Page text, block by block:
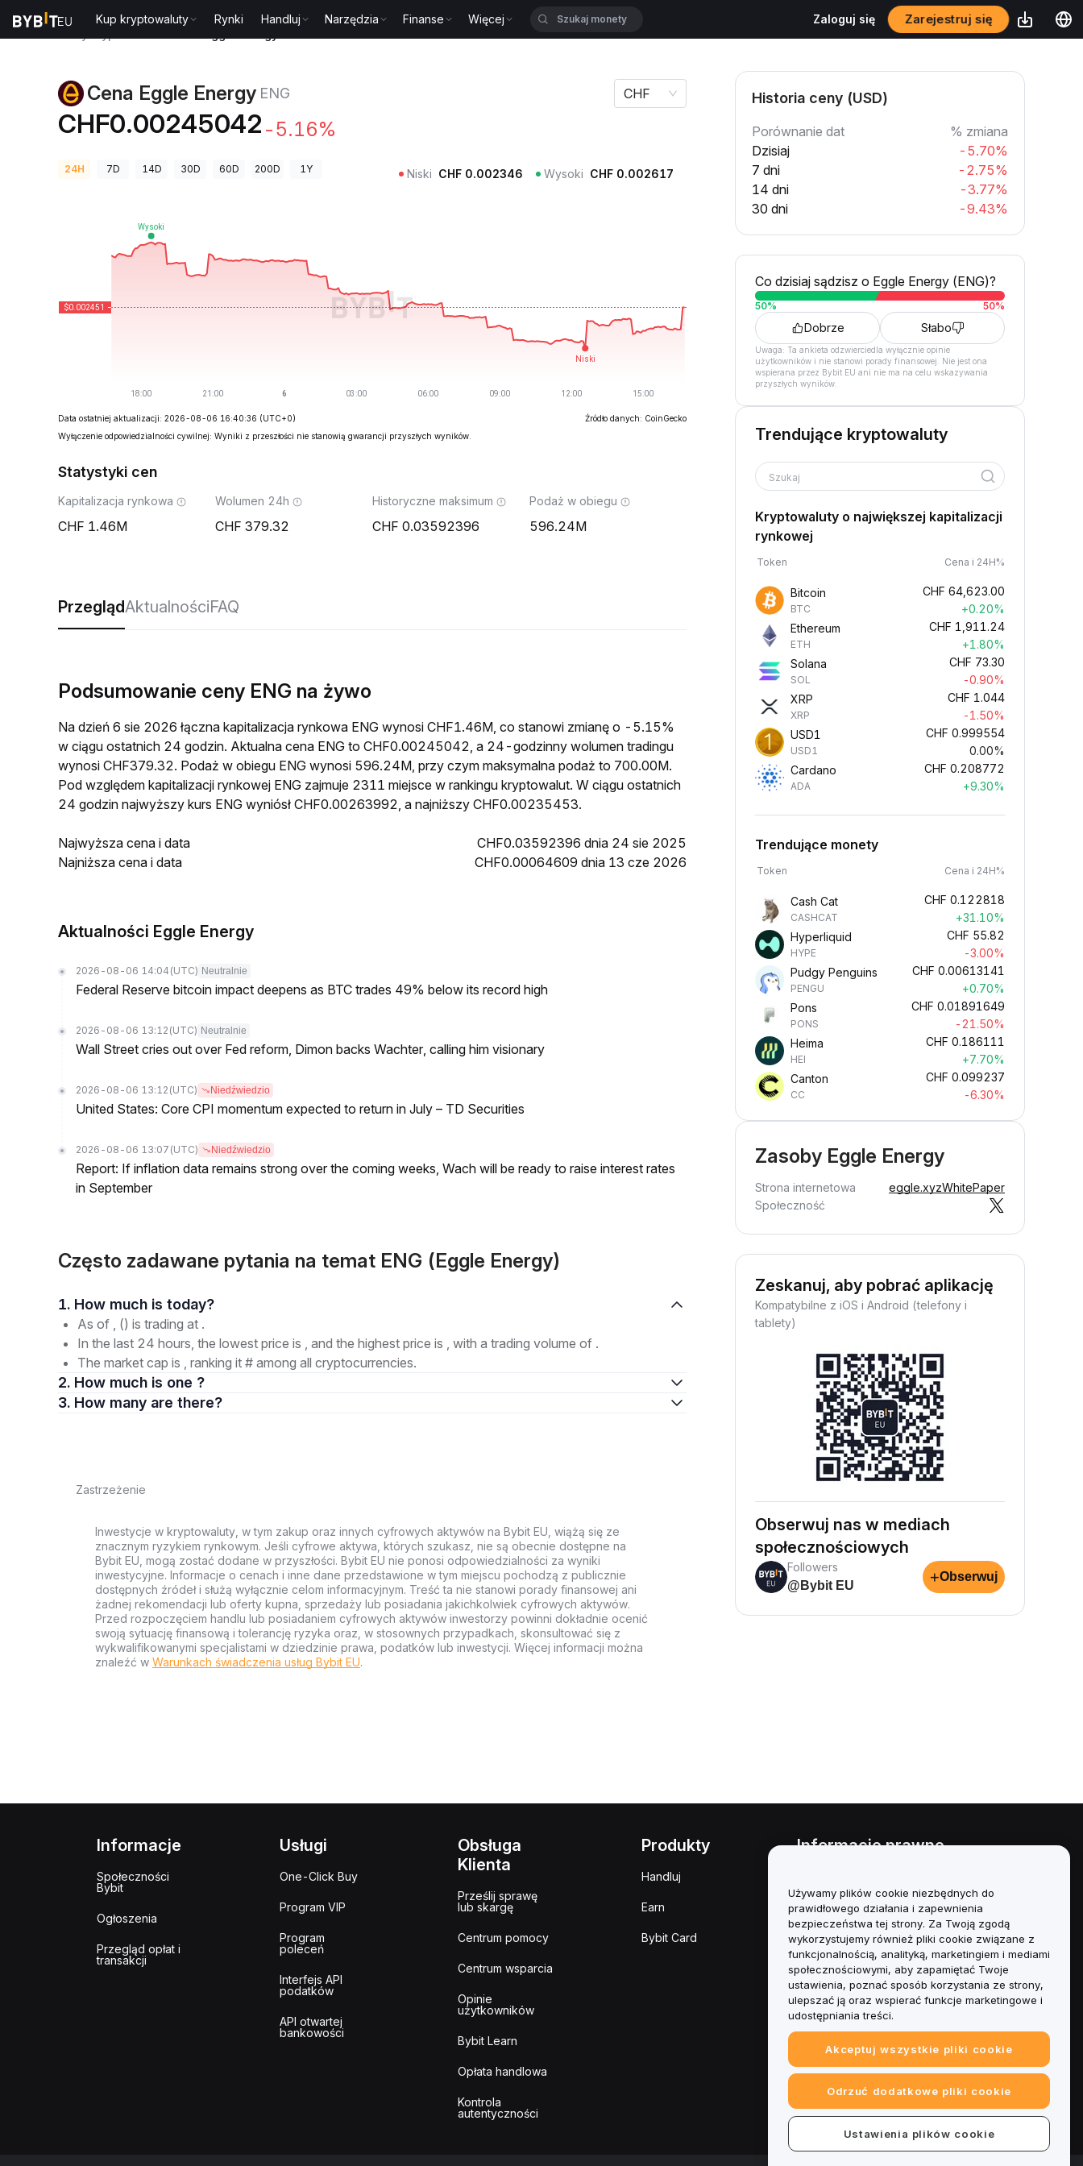
Kup kryptowaluty Rynki Handluj Narzędzia Finanse Więcej Zaloguj się Zarejestruj się
Cena Eggle Energy ENG
CHF0.00245042 -5.16%
CHF
24H 7D 14D 30D 60D 200D 1Y Niski CHF 0.002346 Wysoki CHF 0.002617
Data ostatniej aktualizacji: 2026-08-06 16:40:36 (UTC+0)
Źródło danych: CoinGecko
Wyłączenie odpowiedzialności cywilnej: Wyniki z przeszłości nie stanowią gwarancji przyszłych wyników.
Statystyki cen
Kapitalizacja rynkowa
1.46M
Wolumen 24h
379.32
Historyczne maksimum
0.03592396
Podaż w obiegu
596.24M
PrzeglądAktualnościFAQ
Podsumowanie ceny ENG na żywo
Na dzień 6 sie 2026 łączna kapitalizacja rynkowa ENG wynosi CHF1.46M, co stanowi zmianę o -5.15%
w ciągu ostatnich 24 godzin. Aktualna cena ENG to CHF0.00245042, a 24-godzinny wolumen tradingu
wynosi CHF379.32. Podaż w obiegu ENG wynosi 596.24M, przy czym maksymalna podaż to 700.00M.
Pod względem kapitalizacji rynkowej ENG zajmuje 2311 miejsce w rankingu kryptowalut. W ciągu ostatnich
24 godzin najwyższy kurs ENG wyniósł CHF0.00263992, a najniższy CHF0.00235453.
Najwyższa cena i data
CHF0.03592396 dnia 24 sie 2025
Najniższa cena i data
CHF0.00064609 dnia 13 cze 2026
Aktualności Eggle Energy
2026-08-06 14:04 (UTC) Neutralnie
Federal Reserve bitcoin impact deepens as BTC trades 49% below its record high
2026-08-06 13:12 (UTC) Neutralnie
Wall Street cries out over Fed reform, Dimon backs Wachter, calling him visionary
2026-08-06 13:12 (UTC) Niedźwiedzio
United States: Core CPI momentum expected to return in July – TD Securities
2026-08-06 13:07 (UTC) Niedźwiedzio
Report: If inflation data remains strong over the coming weeks, Wach will be ready to raise interest rates
in September
Często zadawane pytania na temat ENG (Eggle Energy)
1. How much is today?
As of , () is trading at .
In the last 24 hours, the lowest price is , and the highest price is , with a trading volume of .
The market cap is , ranking it # among all cryptocurrencies.
2. How much is one ?
3. How many are there?
Zastrzeżenie
Inwestycje w kryptowaluty, w tym zakup oraz innych cyfrowych aktywów na Bybit EU, wiążą się ze
znacznym ryzykiem rynkowym. Jeśli cyfrowe aktywa, których szukasz, nie są obecnie dostępne na
Bybit EU, mogą zostać dodane w przyszłości. Bybit EU nie ponosi odpowiedzialności za wyniki
inwestycyjne. Informacje o cenach i inne dane przedstawione w tym miejscu pochodzą z publicznie
dostępnych źródeł i służą wyłącznie celom informacyjnym. Treść ta nie stanowi porady finansowej ani
żadnej rekomendacji lub oferty kupna, sprzedaży lub posiadania jakichkolwiek cyfrowych aktywów.
Przed rozpoczęciem handlu lub posiadaniem cyfrowych aktywów inwestorzy powinni dokładnie ocenić
swoją sytuację finansową i tolerancję ryzyka oraz, w stosownych przypadkach, skonsultować się z
wykwalifikowanymi specjalistami w dziedzinie prawa, podatków lub inwestycji. Więcej informacji można
znaleźć w Warunkach świadczenia usług Bybit EU.
Historia ceny (USD)
Porównanie dat
% zmiana
Dzisiaj
-5.70%
7 dni
-2.75%
14 dni
-3.77%
30 dni
-9.43%
Co dzisiaj sądzisz o Eggle Energy (ENG)?
50% 50%
Dobrze Słabo
Uwaga: Ta ankieta odzwierciedla wyłącznie opinie
użytkowników i nie stanowi porady finansowej. Nie jest ona
wspierana przez Bybit EU ani nie ma na celu wskazywania
przyszłych wyników.
Trendujące kryptowaluty
Szukaj
Kryptowaluty o największej kapitalizacji
rynkowej
Token Cena i 24H%
Bitcoin
BTC
CHF 64,623.00
+0.20%
Ethereum
ETH
CHF 1,911.24
+1.80%
Solana
SOL
CHF 73.30
-0.90%
XRP
XRP
CHF 1.044
-1.50%
USD1
USD1
CHF 0.999554
0.00%
Cardano
ADA
CHF 0.208772
+9.30%
Trendujące monety
Token Cena i 24H%
Cash Cat
CASHCAT
CHF 0.122818
+31.10%
Hyperliquid
HYPE
CHF 55.82
-3.00%
Pudgy Penguins
PENGU
CHF 0.00613141
+0.70%
Pons
PONS
CHF 0.01891649
-21.50%
Heima
HEI
CHF 0.186111
+7.70%
Canton
CC
CHF 0.099237
-6.30%
Zasoby Eggle Energy
Strona internetowa eggle.xyzWhitePaper
Społeczność
Zeskanuj, aby pobrać aplikację
Kompatybilne z iOS i Android (telefony i
tablety)
Obserwuj nas w mediach
społecznościowych
Followers
@Bybit EU
+Obserwuj
Informacje
Społeczności
Bybit
Ogłoszenia
Przegląd opłat i
transakcji
Usługi
One-Click Buy
Program VIP
Program
poleceń
Interfejs API
podatków
API otwartej
bankowości
Obsługa
Klienta
Prześlij sprawę
lub skargę
Centrum pomocy
Centrum wsparcia
Opinie
użytkowników
Bybit Learn
Opłata handlowa
Kontrola
autentyczności
Produkty
Handluj
Earn
Bybit Card
Informacje prawne
interesów
Podsumowanie polityki
powiernictwa i zarządzania
Informacje ESG
Biuletyny informacyjne
kryptoaktywów
Używamy plików cookie niezbędnych do
prawidłowego działania i zapewnienia
bezpieczeństwa tej strony. Za Twoją zgodą
wykorzystujemy również pliki cookie związane z
funkcjonalnością, analityką, marketingiem i mediami
społecznościowymi, aby zapamiętać Twoje
ustawienia, poznać sposób korzystania ze strony,
ulepszać ją oraz wspierać funkcje marketingowe i
udostępniania treści.
Akceptuj wszystkie pliki cookie
Odrzuć dodatkowe pliki cookie
Ustawienia plików cookie